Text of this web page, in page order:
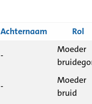
Achternaam Rol
-
Moeder
-
Moeder
bruid